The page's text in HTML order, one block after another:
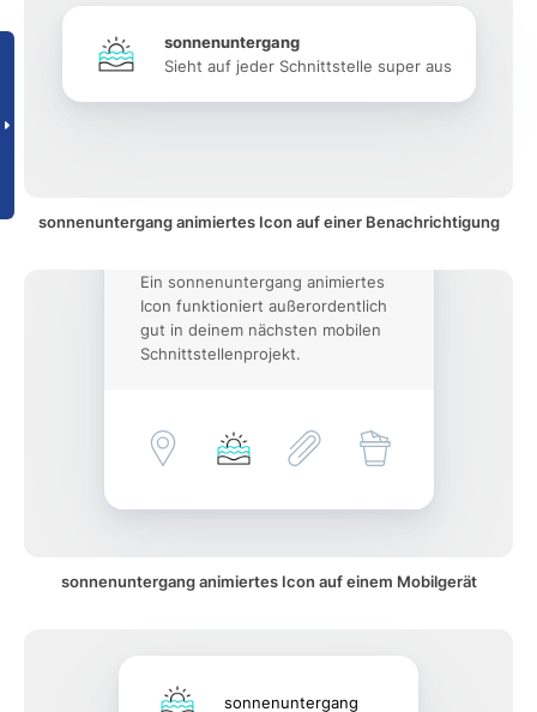
sonnenuntergang
Sieht auf jeder Schnittstelle super aus
sonnenuntergang animiertes Icon auf einer Benachrichtigung
Ein sonnenuntergang animiertes
Icon funktioniert außerordentlich
gut in deinem nächsten mobilen
Schnittstellenprojekt.
sonnenuntergang animiertes Icon auf einem Mobilgerät
sonnenuntergang